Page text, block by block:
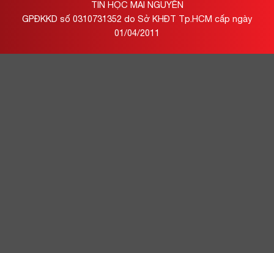
TIN HỌC MAI NGUYỄN
GPĐKKD số 0310731352 do Sở KHĐT Tp.HCM cấp ngày
01/04/2011